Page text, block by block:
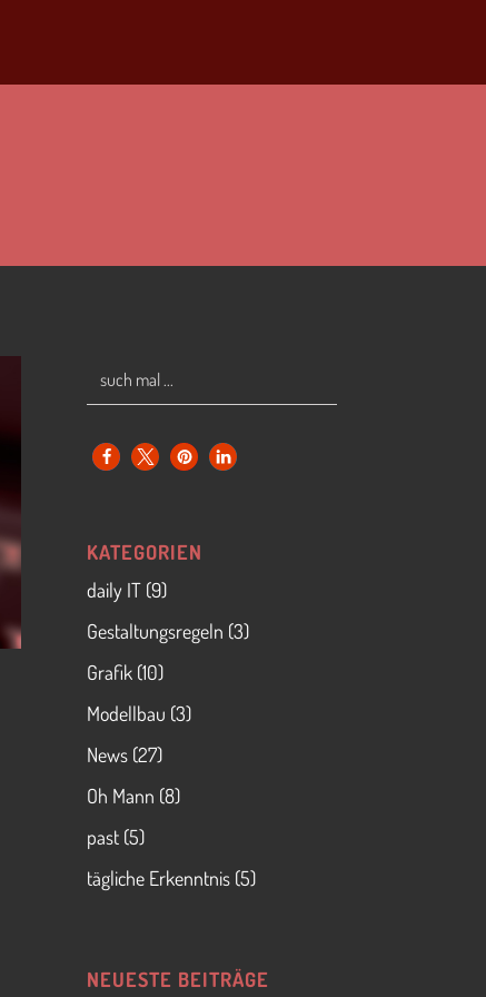
KATEGORIEN
daily IT (9)
Gestaltungsregeln (3)
Grafik (10)
Modellbau (3)
News (27)
Oh Mann (8)
past (5)
tägliche Erkenntnis (5)
NEUESTE BEITRÄGE